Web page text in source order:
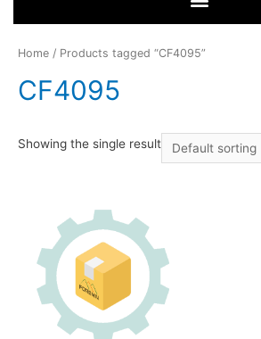
Home / Products tagged “CF4095”
CF4095
Showing the single result